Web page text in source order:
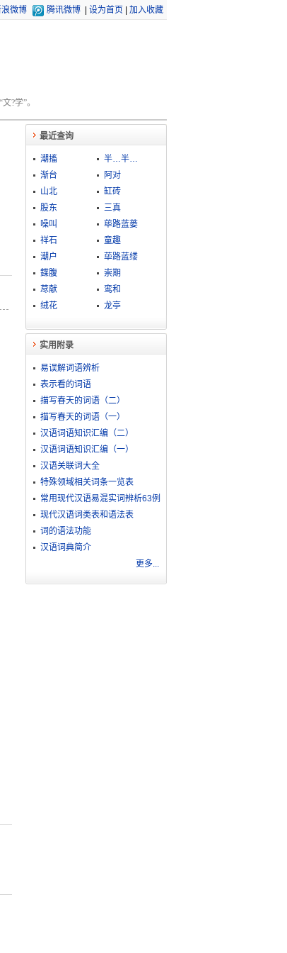
微博 腾讯微博 设为首页 加入收藏
?学”。
最近查询
潮搐
半…半…
渐台
阿对
山北
缸砖
股东
三真
噪叫
荜路蓝蒌
祥石
童趣
潮户
荜路蓝缕
鍱腹
崇期
荩献
鸾和
绒花
龙亭
实用附录
易误解词语辨析
表示看的词语
描写春天的词语（二）
描写春天的词语（一）
汉语词语知识汇编（二）
汉语词语知识汇编（一）
汉语关联词大全
特殊领域相关词条一览表
常用现代汉语易混实词辨析63例
现代汉语词类表和语法表
词的语法功能
汉语词典简介
更多...